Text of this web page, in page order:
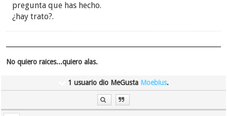
pregunta que has hecho.
¿hay trato?.
No quiero raices...quiero alas.
1 usuario dio MeGusta Moebius.